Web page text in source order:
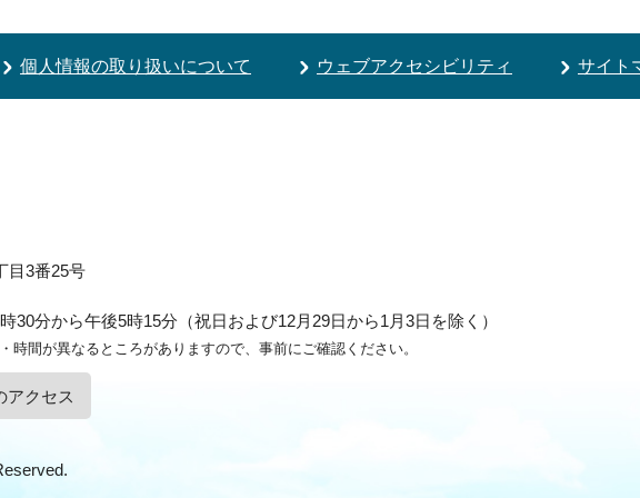
個人情報の取り扱いについて ウェブアクセシビリティ サイト
目3番25号
30分から午後5時15分（祝日および12月29日から1月3日を除く）
間が異なるところがありますので、事前にご確認ください。
アクセス